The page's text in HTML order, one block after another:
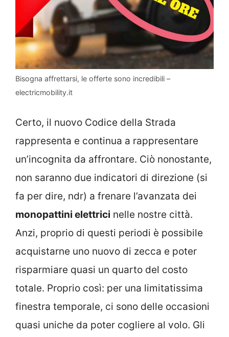
Bisogna affrettarsi, le offerte sono incredibili –
electricmobility.it
Certo, il nuovo Codice della Strada
rappresenta e continua a rappresentare
un’incognita da affrontare. Ciò nonostante,
non saranno due indicatori di direzione (si
fa per dire, ndr) a frenare l’avanzata dei
monopattini elettrici nelle nostre città.
Anzi, proprio di questi periodi è possibile
acquistarne uno nuovo di zecca e poter
risparmiare quasi un quarto del costo
totale. Proprio così: per una limitatissima
finestra temporale, ci sono delle occasioni
quasi uniche da poter cogliere al volo. Gli